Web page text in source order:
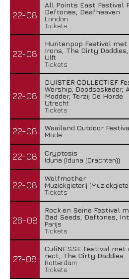
22-08
All Points East Festival
Deftones, Deafheaven
London
Tickets
22-08
Huntenpop Festival met
Irons, The Dirty
Ulft
Tickets
22-08
DUISTER COLLECTIEF
Worship, Doodseskader,
Modder, Terzij De Horde
Utrecht
Tickets
22-08
Waailand Outdoor
Made
22-08
Cryptosis
Iduna (Iduna (Drachten))
22-08
Wolfmother
Muziekgieterij
Tickets
26-08
Rock en Seine Festival
Bad Seeds, Deftones,
Parijs
Tickets
27-08
CuliNESSE Festival met
rect, The Dirty Daddies
Rotterdam
Tickets